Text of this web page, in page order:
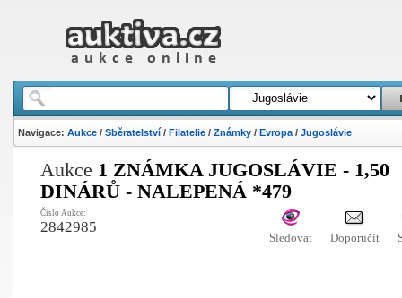
Navigace: Aukce/ Sběratelství/ Filatelie/ Známky/ Evropa/ Jugoslávie
Aukce 1 ZNÁMKA JUGOSLÁVIE - 1,50
DINÁRŮ - NALEPENÁ *479
Číslo Aukce:
2842985
Sledovat Doporučit